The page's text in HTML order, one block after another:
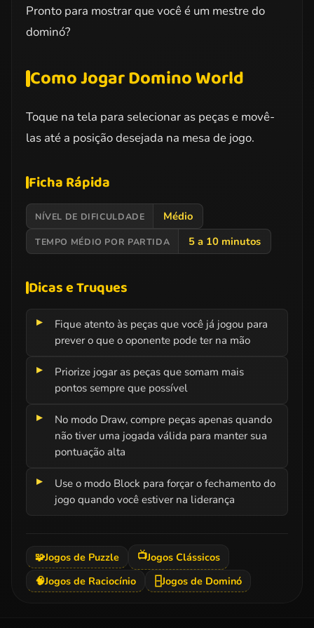
Pronto para mostrar que você é um mestre do
dominó?
Como Jogar Domino World
Toque na tela para selecionar as peças e movê-
las até a posição desejada na mesa de jogo.
Ficha Rápida
NÍVEL DE DIFICULDADE Médio
TEMPO MÉDIO POR PARTIDA 5 a 10 minutos
Dicas e Truques
Fique atento às peças que você já jogou para
prever o que o oponente pode ter na mão
Priorize jogar as peças que somam mais
pontos sempre que possível
No modo Draw, compre peças apenas quando
não tiver uma jogada válida para manter sua
pontuação alta
Use o modo Block para forçar o fechamento do
jogo quando você estiver na liderança
🧩Jogos de Puzzle 📺Jogos Clássicos
🧠Jogos de Raciocínio 🁣Jogos de Dominó